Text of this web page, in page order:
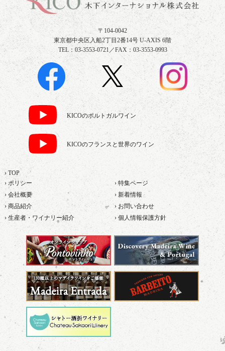
〒104-0042
東京都中央区入船2丁目2番14号 U-AXIS 6階
TEL：03-3553-0721／FAX：03-3553-0993
KICOのポルトガルワイン
KICOのフランスと世界のワイン
› TOP
› ポリシー
› 特集ページ
› 会社概要
› 新着情報
› 商品紹介
› お問い合わせ
› 生産者・ワイナリー紹介
› 個人情報保護方針